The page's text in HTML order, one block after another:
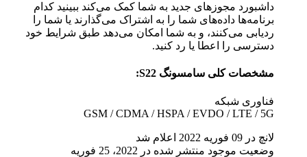
داشبورد مجوزهای جدید به شما کمک می‌کند ببینید کدام
برنامه‌ها داده‌های شما را به اشتراک می‌گذارند یا شما را
ردیابی می‌کنند، و به شما امکان می‌دهد طبق شرایط خود
دسترسی را اعطا یا رد کنید.
مشخصات کلی سامسونگ S22:
فناوری شبکه
GSM / CDMA / HSPA / EVDO / LTE / 5G
لانچ در 09 فوریه 2022 اعلام شد
وضعیت موجود منتشر شده در 2022، 25 فوریه